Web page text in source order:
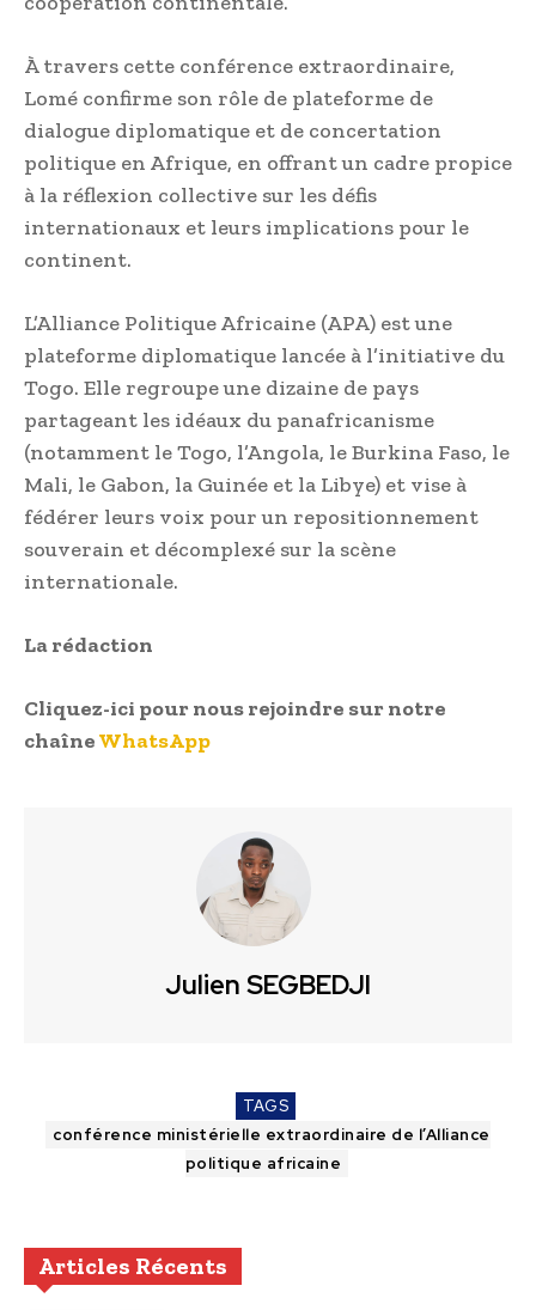
À travers cette conférence extraordinaire,
Lomé confirme son rôle de plateforme de
dialogue diplomatique et de concertation
politique en Afrique, en offrant un cadre propice
à la réflexion collective sur les défis
internationaux et leurs implications pour le
continent.
L’Alliance Politique Africaine (APA) est une
plateforme diplomatique lancée à l’initiative du
Togo. Elle regroupe une dizaine de pays
partageant les idéaux du panafricanisme
(notamment le Togo, l’Angola, le Burkina Faso, le
Mali, le Gabon, la Guinée et la Libye) et vise à
fédérer leurs voix pour un repositionnement
souverain et décomplexé sur la scène
internationale.
La rédaction
Cliquez-ici pour nous rejoindre sur notre
chaîneWhatsApp
Julien SEGBEDJI
TAGS
conférence ministérielle extraordinaire de l’Alliance
politique africaine
Articles Récents